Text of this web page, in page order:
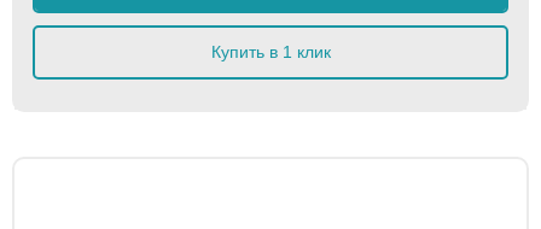
Купить в 1 клик